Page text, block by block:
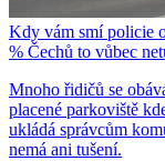
Kdy vám smí policie
% Čechů to vůbec
Mnoho řidičů se
placené parkoviště
ukládá správcům
nemá ani tušení.